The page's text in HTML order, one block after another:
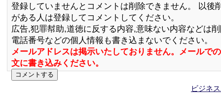
登録していませんとコメントは削除できません。 以後
がある人は登録してコメントしてください。
広告,犯罪幇助,道徳に反する内容,意味ない内容などは
電話番号などの個人情報も書き込まないでください。
メールアドレスは掲示いたしておりません。メールで
文に書き込みください。
ビジネ